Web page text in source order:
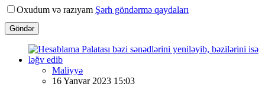
Oxudum və razıyam Şərh göndərmə qaydaları
Göndər
Maliyyə
16 Yanvar 2023 15:03